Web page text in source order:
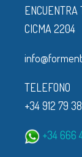
CICMA 2204
TELEFONO
+34 912 79
+34 666